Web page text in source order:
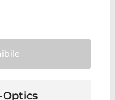
Optics